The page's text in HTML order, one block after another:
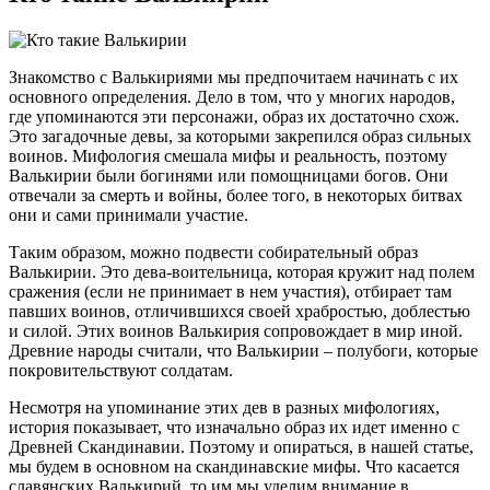
Знакомство с Валькириями мы предпочитаем начинать с их
основного определения. Дело в том, что у многих народов,
где упоминаются эти персонажи, образ их достаточно схож.
Это загадочные девы, за которыми закрепился образ сильных
воинов. Мифология смешала мифы и реальность, поэтому
Валькирии были богинями или помощницами богов. Они
отвечали за смерть и войны, более того, в некоторых битвах
они и сами принимали участие.
Таким образом, можно подвести собирательный образ
Валькирии. Это дева-воительница, которая кружит над полем
сражения (если не принимает в нем участия), отбирает там
павших воинов, отличившихся своей храбростью, доблестью
и силой. Этих воинов Валькирия сопровождает в мир иной.
Древние народы считали, что Валькирии – полубоги, которые
покровительствуют солдатам.
Несмотря на упоминание этих дев в разных мифологиях,
история показывает, что изначально образ их идет именно с
Древней Скандинавии. Поэтому и опираться, в нашей статье,
мы будем в основном на скандинавские мифы. Что касается
славянских Валькирий, то им мы уделим внимание в